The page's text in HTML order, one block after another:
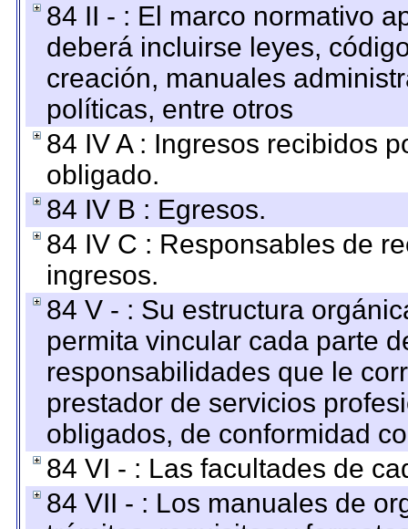
84 II - : El marco normativo
deberá incluirse leyes,
creación, manuales
políticas, entre otros
84 IV A : Ingresos recibidos
obligado.
84 IV B : Egresos.
84 IV C : Responsables de
ingresos.
84 V - : Su estructura
permita vincular cada parte
responsabilidades que le
prestador de servicios
obligados, de conformidad
84 VI - : Las facultades de
84 VII - : Los manuales de